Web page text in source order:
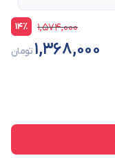
1,574,000 14٪
1,368,000تومان